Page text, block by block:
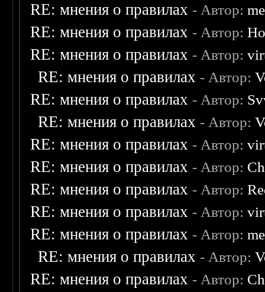
RE: мнения о правилах - Автор:
RE: мнения о правилах - Автор:
RE: мнения о правилах - Автор:
RE: мнения о правилах - Автор:
RE: мнения о правилах - Автор:
RE: мнения о правилах - Автор:
RE: мнения о правилах - Автор:
RE: мнения о правилах - Автор:
RE: мнения о правилах - Автор:
RE: мнения о правилах - Автор:
RE: мнения о правилах - Автор:
RE: мнения о правилах - Автор:
RE: мнения о правилах - Автор: